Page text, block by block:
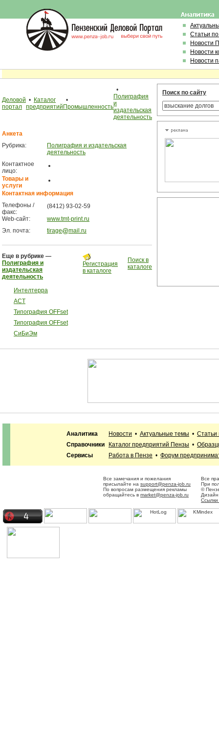
Статьи
Новости
Новости
Новости
Деловой
портал
• Каталог
предприятий
•
Промышленность
•
Полиграфия
и
издательская
деятельность
Анкета
Рубрика:
Полиграфия и издательская
деятельность
Контактное
лицо:
Товары и
услуги
Контактная информация
Телефоны /
факс:
(8412) 93-02-59
Web-сайт:
www.tmt-print.ru
Эл. почта:
tirage mail.ru
Еще в рубрике —
Полиграфия и
издательская
деятельность
Интелтерра
АСТ
Типография OFFset
Типография OFFset
СиБиЭм
Регистрация
в каталоге
Поиск в
каталоге
Поиск по сайту
Аналитика Новости • Актуальные темы • Статьи
Справочники
Каталог предприятий Пензы •
Сервисы
Работа в Пензе • Форум
Все замечания и пожелания
присылайте на support@penza-job.ru
По вопросам размещения рекламы
обращайтесь в market@penza-job.ru
Все
При
©